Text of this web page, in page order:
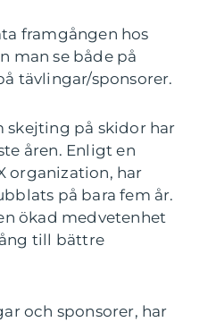
framgången hos
man se både på
tävlingar/sponsorer.
skejting på skidor har
åren. Enligt en
organization, har
på bara fem år.
ökad medvetenhet
till bättre
och sponsorer, har